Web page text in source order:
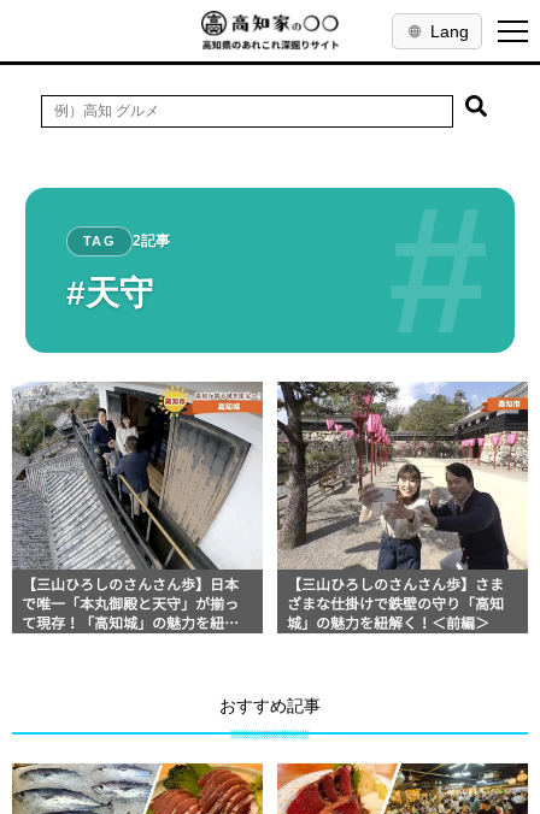
Lang
#
TAG 2記事
#天守
【三山ひろしのさんさん歩】日本
で唯一「本丸御殿と天守」が揃っ
て現存！「高知城」の魅力を紐解
【三山ひろしのさんさん歩】さま
ざまな仕掛けで鉄壁の守り「高知
城」の魅力を紐解く！＜前編＞
おすすめ記事